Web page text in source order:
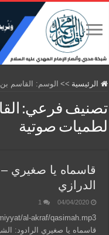
الرئيسية >> الوسم: القاسم
تصنيف فرعي:
لطميات صوتية
قاسماه يا صغيري
الدرازي
04/04/2020
1
قاسماه يا صغيري الرادود: